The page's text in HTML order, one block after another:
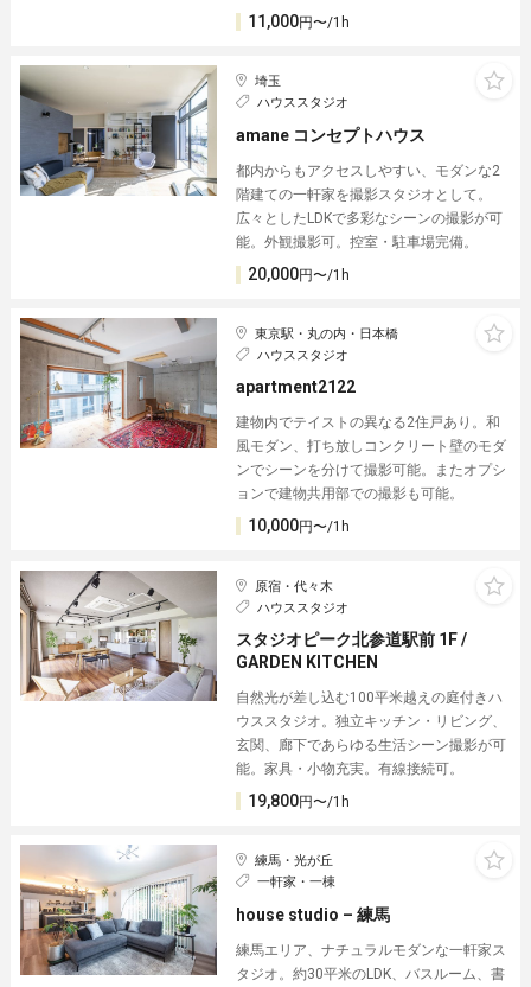
11,000円〜/1h
埼玉
ハウススタジオ
amane コンセプトハウス
都内からもアクセスしやすい、モダンな2
階建ての一軒家を撮影スタジオとして。
広々としたLDKで多彩なシーンの撮影が可
能。外観撮影可。控室・駐車場完備。
20,000円〜/1h
東京駅・丸の内・日本橋
ハウススタジオ
apartment2122
建物内でテイストの異なる2住戸あり。和
風モダン、打ち放しコンクリート壁のモダ
ンでシーンを分けて撮影可能。またオプシ
ョンで建物共用部での撮影も可能。
10,000円〜/1h
原宿・代々木
ハウススタジオ
スタジオピーク北参道駅前 1F /
GARDEN KITCHEN︎
自然光が差し込む100平米越えの庭付きハ
ウススタジオ。独立キッチン・リビング、
玄関、廊下であらゆる生活シーン撮影が可
能。家具・小物充実。有線接続可。
19,800円〜/1h
練馬・光が丘
一軒家・一棟
house studio – 練馬
練馬エリア、ナチュラルモダンな一軒家ス
タジオ。約30平米のLDK、バスルーム、書